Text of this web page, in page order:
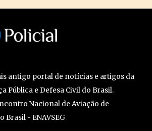
antigo portal de notícias e artigos da
Pública e Defesa Civil do Brasil.
Nacional de Aviação de
Brasil - ENAVSEG